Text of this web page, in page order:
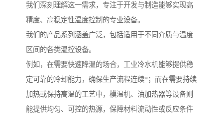
我们深刻理解这一需求，专注于开发与制造能够实现高
精度、高稳定性温度控制的专业设备。
我们的产品系列涵盖广泛，包括适用于不同介质与温度
区间的各类温控设备。
例如，在需要快速降温的场合，工业冷水机能够提供稳
定可靠的冷却能力，确保生产流程连续*；而在需要持续
加热或保持高温的工艺中，模温机、油加热器等设备则
能提供均匀、可控的热源，保障材料流动性或反应条件